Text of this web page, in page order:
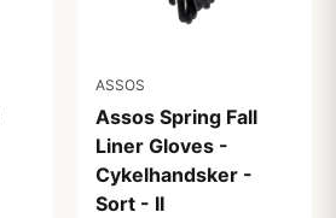
ASSOS
Assos Spring Fall
Liner Gloves -
Cykelhandsker -
Sort - II